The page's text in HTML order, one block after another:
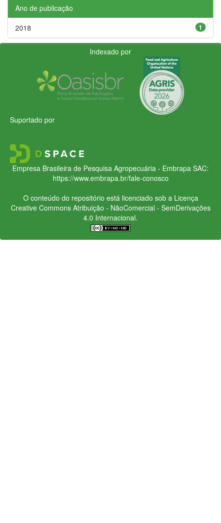
Ano de publicação
1
2018
Indexado por
Suportado por
Empresa Brasileira de Pesquisa Agropecuária - Embrapa SAC:
https://www.embrapa.br/fale-conosco
O conteúdo do repositório está licenciado sob a Licença
Creative CommonsAtribuição - NãoComercial - SemDerivações
4.0 Internacional.